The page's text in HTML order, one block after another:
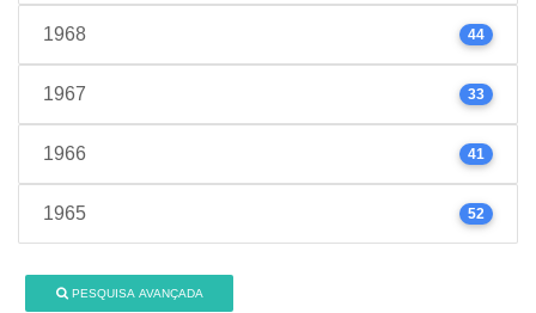
1968 44
1967 33
1966 41
1965 52
PESQUISA AVANÇADA